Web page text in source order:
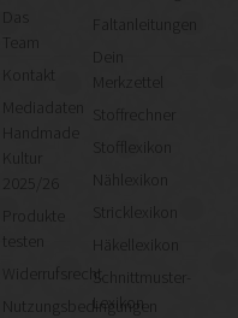
Das
Team
Kontakt
Mediadaten
Kultur
2025/26
Produkte
testen
Widerrufsrecht
Nutzungsbedingungen
Faltanleitungen
Merkzettel
Stoffrechner
Stofflexikon
Nählexikon
Stricklexikon
Häkellexikon
Schnittmuster-
Lexikon